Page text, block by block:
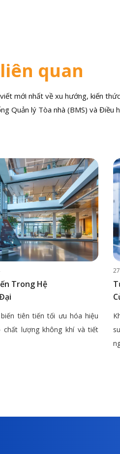
liên quan
mới nhất về xu hướng, kiến
Quản lý Tòa nhà (BMS) và Điều
Trong Hệ
tiên tiến tối ưu hóa hiệu
chất lượng không khí và tiết